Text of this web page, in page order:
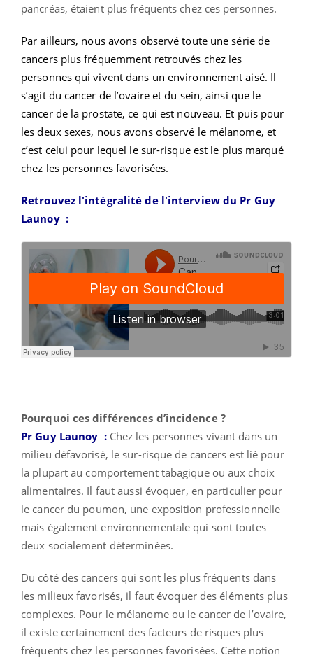
pancréas, étaient plus fréquents chez ces personnes.
Par ailleurs, nous avons observé toute une série de
cancers plus fréquemment retrouvés chez les
personnes qui vivent dans un environnement aisé. Il
s’agit du cancer de l’ovaire et du sein, ainsi que le
cancer de la prostate, ce qui est nouveau. Et puis pour
les deux sexes, nous avons observé le mélanome, et
c’est celui pour lequel le sur-risque est le plus marqué
chez les personnes favorisées.
Retrouvez l'intégralité de l'interview du Pr Guy
Launoy :
Pourquoi ces différences d’incidence ?
Pr Guy Launoy : Chez les personnes vivant dans un
milieu défavorisé, le sur-risque de cancers est lié pour
la plupart au comportement tabagique ou aux choix
alimentaires. Il faut aussi évoquer, en particulier pour
le cancer du poumon, une exposition professionnelle
mais également environnementale qui sont toutes
deux socialement déterminées.
Du côté des cancers qui sont les plus fréquents dans
les milieux favorisés, il faut évoquer des éléments plus
complexes. Pour le mélanome ou le cancer de l’ovaire,
il existe certainement des facteurs de risques plus
fréquents chez les personnes favorisées. Cette notion